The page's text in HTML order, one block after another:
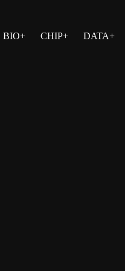
BIO+
CHIP+ DATA+